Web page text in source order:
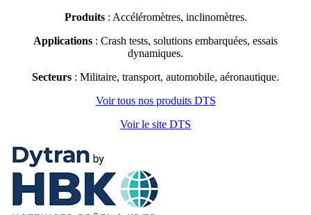
Produits : Accéléromètres, inclinomètres.
Applications : Crash tests, solutions embarquées, essais
dynamiques.
Secteurs : Militaire, transport, automobile, aéronautique.
Voir tous nos produits DTS
Voir le site DTS